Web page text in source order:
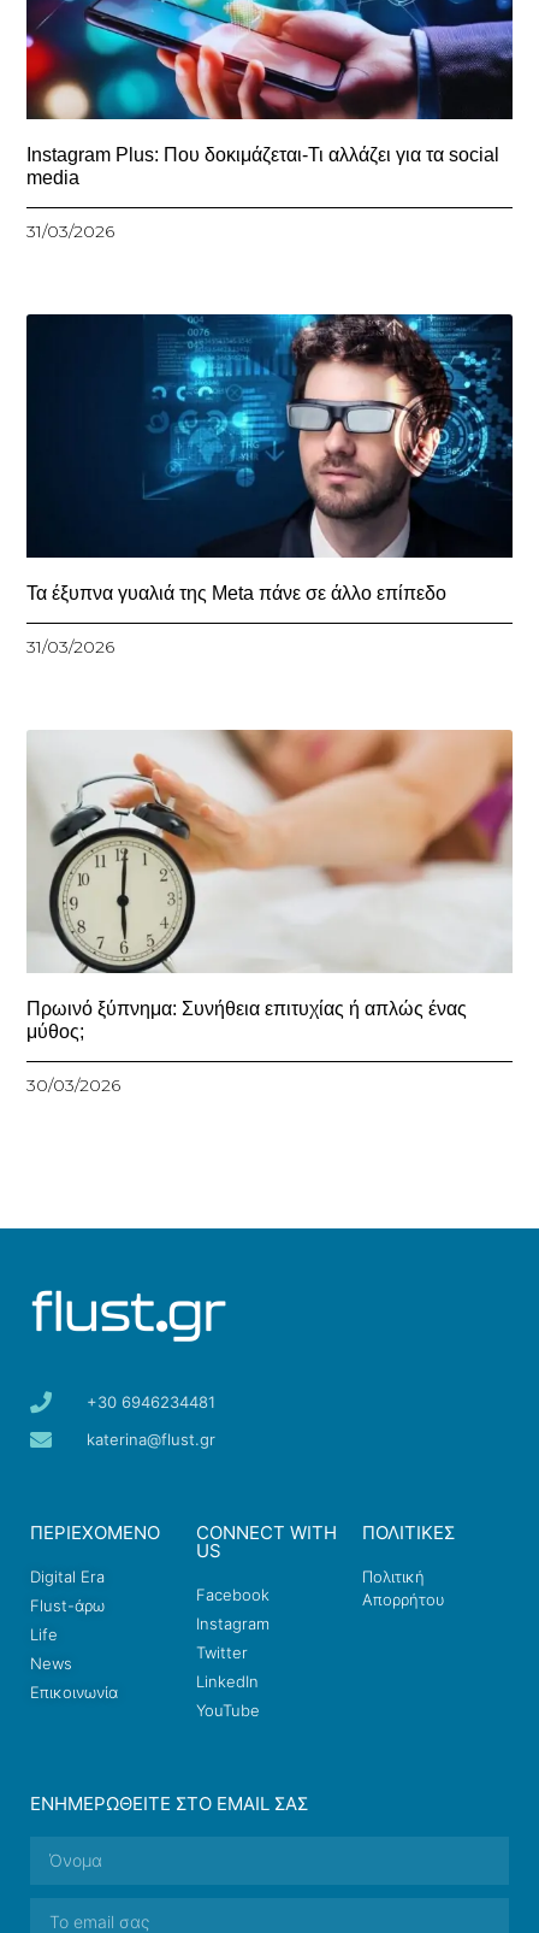
Instagram Plus: Που δοκιμάζεται-Τι αλλάζει για τα social
media
31/03/2026
Τα έξυπνα γυαλιά της Meta πάνε σε άλλο επίπεδο
31/03/2026
Πρωινό ξύπνημα: Συνήθεια επιτυχίας ή απλώς ένας
μύθος;
30/03/2026
+30 6946234481
katerina@flust.gr
ΠΕΡΙΕΧΟΜΕΝΟ
Digital Era
Flust-άρω
Life
News
Επικοινωνία
CONNECT WITH
US
Facebook
Instagram
Twitter
LinkedIn
YouTube
ΠΟΛΙΤΙΚΕΣ
Πολιτική
Απορρήτου
ΕΝΗΜΕΡΩΘΕΊΤΕ ΣΤΟ EMAIL ΣΑΣ